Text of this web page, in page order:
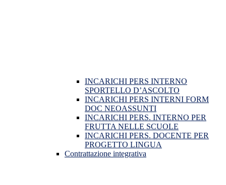
INCARICHI PERS INTERNO
SPORTELLO D’ASCOLTO
INCARICHI PERS INTERNI FORM
DOC NEOASSUNTI
INCARICHI PERS. INTERNO PER
FRUTTA NELLE SCUOLE
INCARICHI PERS. DOCENTE PER
PROGETTO LINGUA
Contrattazione integrativa